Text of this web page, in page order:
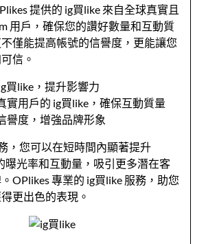
提供的 ig買like 來自全球真實且
用戶，確保您的讚好數量和互動質
僅能提高帳號的信譽度，更能讓您
信。
買like ，提升影響力
實用戶的 ig買like ，確保互動質量
譽度，增強品牌形象
，您可以在短時間內顯著提升
曝光率和互動量，吸引更多潛在客
OPlikes 專業的 ig買like 服務，助您
更出色的表現。